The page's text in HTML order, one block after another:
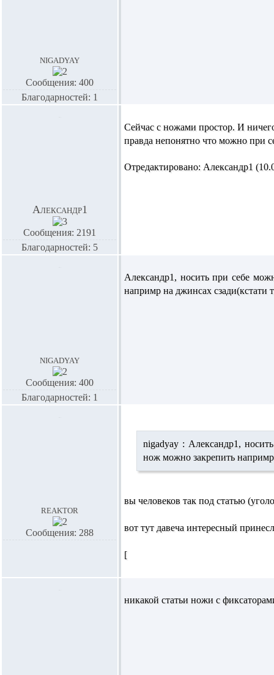
nigadyay
Сообщения: 400
Благодарностей: 1
Александр1
Сообщения: 2191
Благодарностей: 5
Сейчас с ножами простор. И
правда непонятно что можно при
Отредактировано: Александр1
nigadyay
Сообщения: 400
Благодарностей: 1
Александр1, носить при себе
напримр на джинсах сзади(кстати
reaktor
Сообщения: 288
nigadyay : Александр1,
нож можно закрепить
вы человеков так под статью
вот тут давеча интересный
[
никакой статьи ножи с